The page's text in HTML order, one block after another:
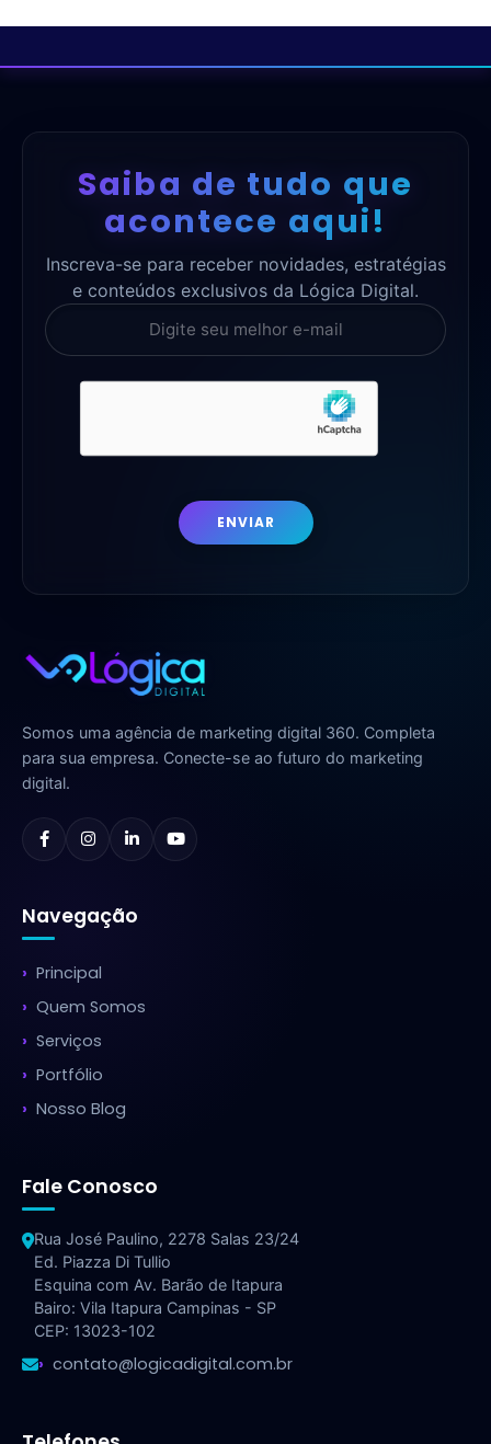
Saiba de tudo que
acontece aqui!
Inscreva-se para receber novidades, estratégias
e conteúdos exclusivos da Lógica Digital.
ENVIAR
Somos uma agência de marketing digital 360. Completa
para sua empresa. Conecte-se ao futuro do marketing
digital.
Navegação
Principal
Quem Somos
Serviços
Portfólio
Nosso Blog
Fale Conosco
Rua José Paulino, 2278 Salas 23/24
Ed. Piazza Di Tullio
Esquina com Av. Barão de Itapura
Bairo: Vila Itapura Campinas - SP
CEP: 13023-102
contato@logicadigital.com.br